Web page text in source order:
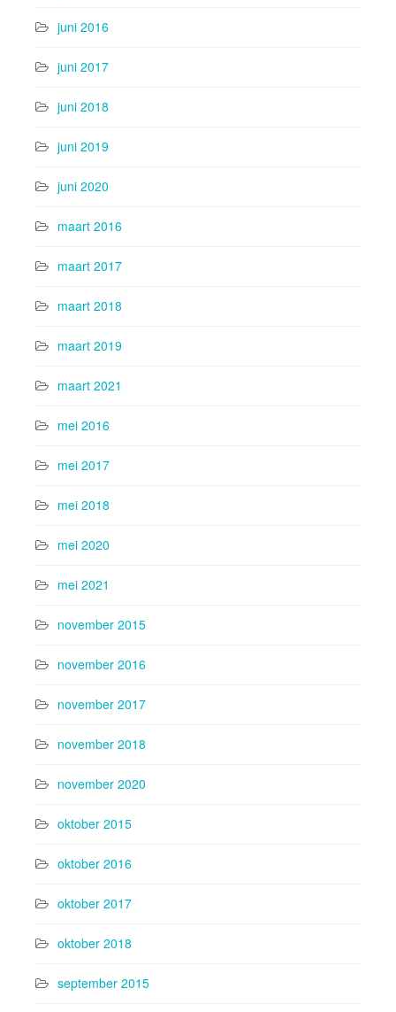
juni 2016
juni 2017
juni 2018
juni 2019
juni 2020
maart 2016
maart 2017
maart 2018
maart 2019
maart 2021
mei 2016
mei 2017
mei 2018
mei 2020
mei 2021
november 2015
november 2016
november 2017
november 2018
november 2020
oktober 2015
oktober 2016
oktober 2017
oktober 2018
september 2015